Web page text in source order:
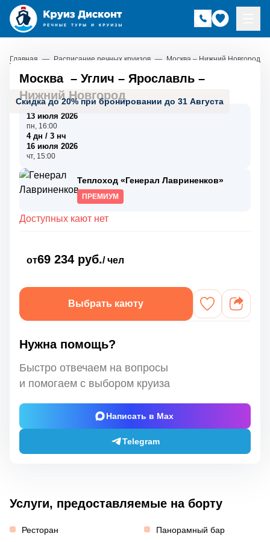
Главная — Расписание речных круизов — Москва – Нижний Новгород
Скидка до 20% при бронировании до 31 Августа
Москва – Углич – Ярославль –
Нижний Новгород
13 июля 2026
пн, 16:00
4 дн / 3 нч
16 июля 2026
чт, 15:00
Теплоход «Генерал Лавриненков»
ПРЕМИУМ
Доступных кают нет
от69 234 руб./ чел
Выбрать каюту
Нужна помощь?
Быстро отвечаем на вопросы
и помогаем с выбором круиза
Написать в Max
Telegram
Услуги, предоставляемые на борту
Ресторан
Панорамный бар